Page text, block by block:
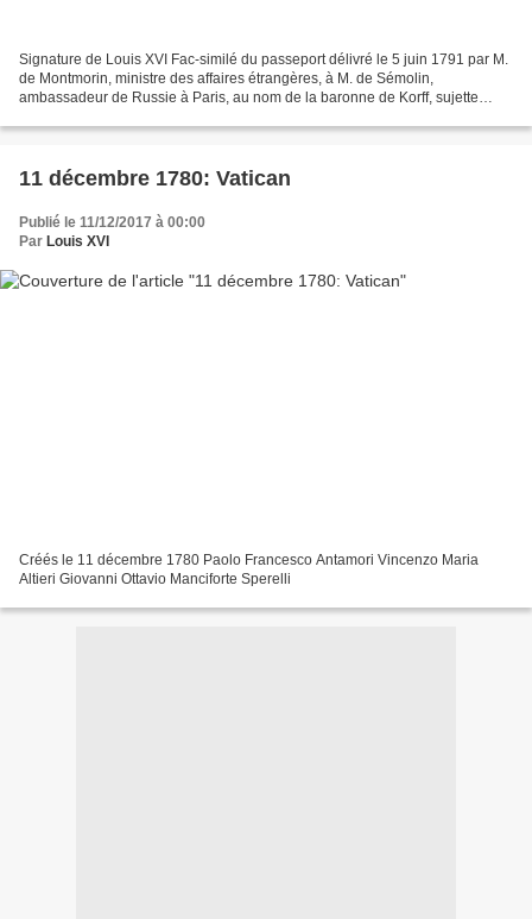
Signature de Louis XVI Fac-similé du passeport délivré le 5 juin 1791 par M.
de Montmorin, ministre des affaires étrangères, à M. de Sémolin,
ambassadeur de Russie à Paris, au nom de la baronne de Korff, sujette
11 décembre 1780: Vatican
Publié le 11/12/2017 à 00:00
Par Louis XVI
Créés le 11 décembre 1780 Paolo Francesco Antamori Vincenzo Maria
Altieri Giovanni Ottavio Manciforte Sperelli